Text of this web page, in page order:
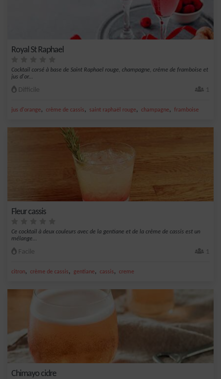
Royal St Raphael
Cocktail corsé à base de Saint Raphael rouge, champagne, crème de framboise et
jus d'or...
Difficile 1
jus d'orange, crème de cassis, saint raphaël rouge, champagne, framboise
Fleur cassis
Ce cocktail à deux couleurs avec de la gentiane et de la crème de cassis est un
mélange...
Facile 1
citron, crème de cassis, gentiane, cassis, creme
Chimayo cidre